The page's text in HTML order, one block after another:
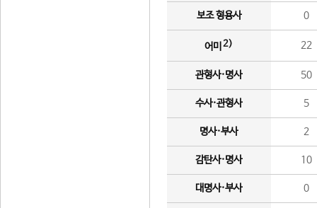
보조 형용사 0
어미 2) 22
관형사·명사 50
수사·관형사 5
명사·부사 2
감탄사·명사 10
대명사·부사 0